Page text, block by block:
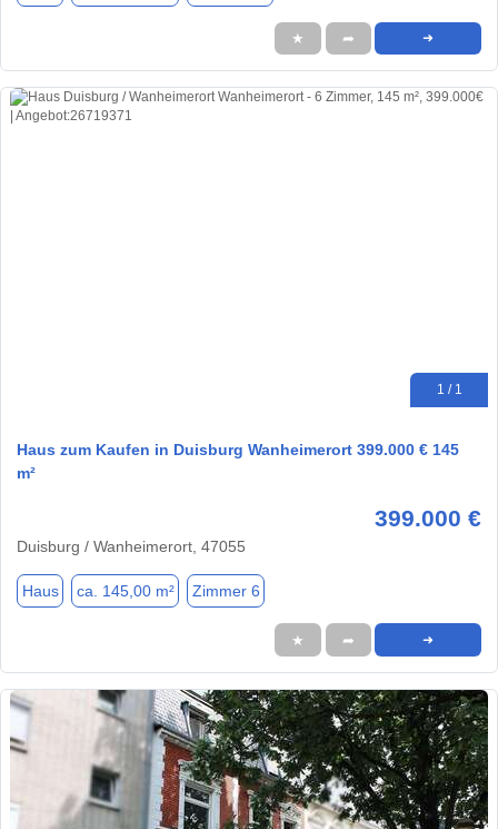
★ ➦ ➜
1 / 1
Haus zum Kaufen in Duisburg Wanheimerort 399.000 € 145
m²
399.000 €
Duisburg / Wanheimerort, 47055
Haus ca. 145,00 m² Zimmer 6
★ ➦ ➜